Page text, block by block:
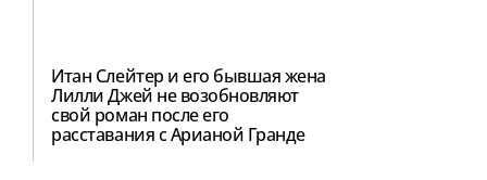
Итан Слейтер и его бывшая жена
Лилли Джей не возобновляют
свой роман после его
расставания с Арианой Гранде